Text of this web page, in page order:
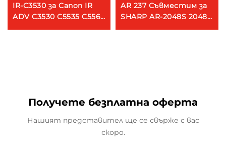
IR-C3530 за Canon IR
ADV C3530 C5535 C5560
C5540 4545 4551 6555
AR 237 Съвместим за
SHARP AR-2048S 2048D
2048N 2348D 2348N
Получете безплатна оферта
Нашият представител ще се свърже с вас
скоро.